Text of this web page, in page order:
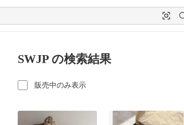
SWJP の検索結果
販売中のみ表示